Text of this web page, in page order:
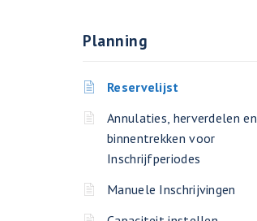
Planning
Reservelijst
Annulaties, herverdelen en
binnentrekken voor
Inschrijfperiodes
Manuele Inschrijvingen